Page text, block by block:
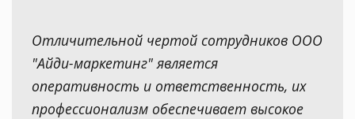
Отличительной чертой сотрудников ООО
"Айди-маркетинг" является
оперативность и ответственность, их
профессионализм обеспечивает высокое